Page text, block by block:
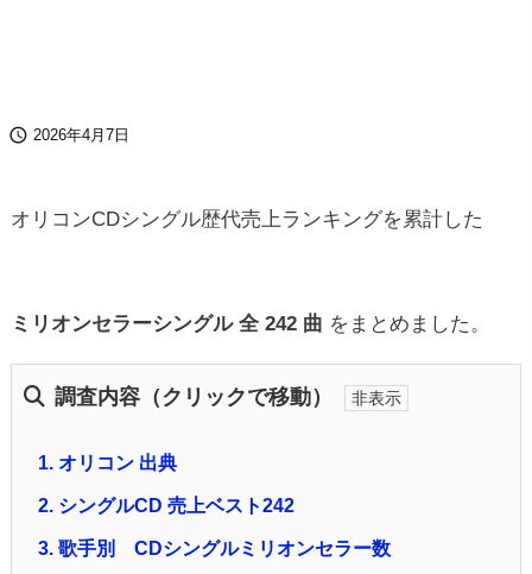
 2026年4月7日
オリコンCDシングル歴代売上ランキングを累計した
ミリオンセラーシングル 全 242 曲 をまとめました。
調査内容（クリックで移動）
1. オリコン 出典
2. シングルCD 売上ベスト242
3. 歌手別 CDシングルミリオンセラー数